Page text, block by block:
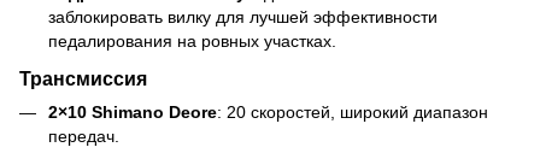
заблокировать вилку для лучшей эффективности
педалирования на ровных участках.
Трансмиссия
2×10 Shimano Deore: 20 скоростей, широкий диапазон
передач.